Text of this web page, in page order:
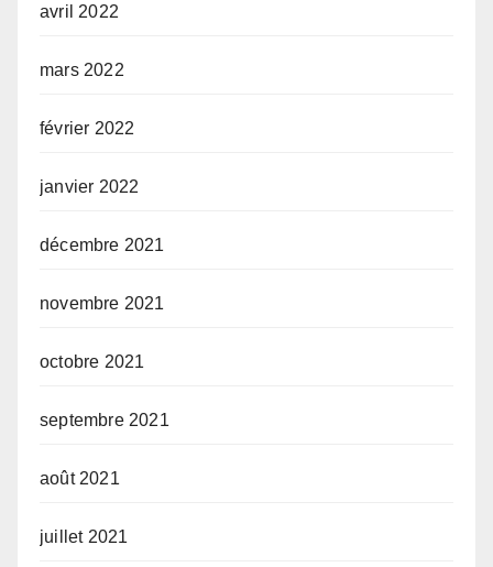
avril 2022
mars 2022
février 2022
janvier 2022
décembre 2021
novembre 2021
octobre 2021
septembre 2021
août 2021
juillet 2021